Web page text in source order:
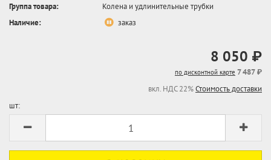
Группа товара:
Колена и удлинительные трубки
Наличие:
заказ
8 050 ₽
по дисконтной карте 7 487 ₽
вкл. НДС 22%Стоимость доставки
шт: